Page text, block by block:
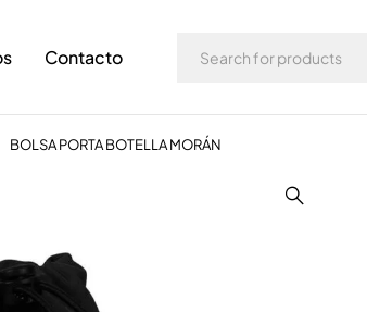
Contacto
BOLSA PORTA BOTELLA MORÁN